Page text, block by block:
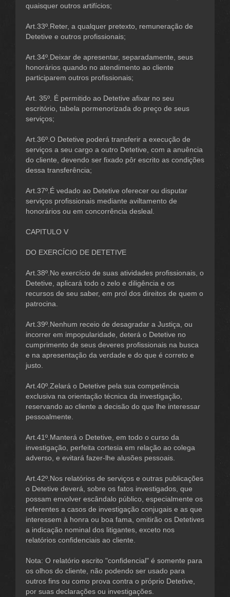
quaisquer outros artifícios;
Art.33º.Reter, a qualquer pretexto, remuneração de
Detetive e outros profissionais;
Art.34º.Deixar de apresentar, separadamente, seus
honorários quando no atendimento ao cliente
participarem outros profissionais;
Art. 35º. É permitido ao Detetive afixar no seu
escritório, tabela pormenorizada do preço de seus
serviços;
Art.36º.O Detetive poderá transferir a execução de
serviços a seu cargo a outro Detetive, com a anuência
do cliente, devendo ser fixado pôr escrito as condições
dessa transferência;
Art.37º.É vedado ao Detetive oferecer ou disputar
serviços profissionais mediante aviltamento de
honorários ou em concorrência desleal.
CAPITULO V
DO EXERCÍCIO DE DETETIVE
Art.38º.No exercício de suas atividades profissionais, o
Detetive, aplicará todo o zelo e diligência e os
recursos de seu saber, em prol dos direitos de quem o
patrocina.
Art.39º.Nenhum receio de desagradar a Justiça, ou
incorrer em impopularidade, deterá o Detetive no
cumprimento de seus deveres profissionais na busca
e na apresentação da verdade e do que é correto e
justo.
Art.40º.Zelará o Detetive pela sua competência
exclusiva na orientação técnica da investigação,
reservando ao cliente a decisão do que lhe interessar
pessoalmente.
Art.41º.Manterá o Detetive, em todo o curso da
investigação, perfeita cortesia em relação ao colega
adverso, e evitará fazer-lhe alusões pessoais.
Art.42º.Nos relatórios de serviços e outras publicações
o Detetive deverá, sobre os fatos investigados, que
possam envolver escândalo público, especialmente os
referentes a casos de investigação conjugais e as que
interessem à honra ou boa fama, omitirão os Detetives
a indicação nominal dos litigantes, exceto nos
relatórios confidenciais ao cliente.
Nota: O relatório escrito "confidencial" é somente para
os olhos do cliente, não podendo ser usado para
outros fins ou como prova contra o próprio Detetive,
por suas declarações ou investigações.